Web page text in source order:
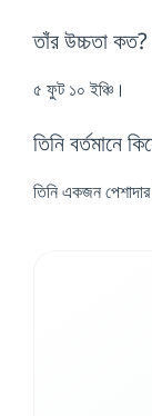
তাঁর উচ্চতা কত?
৫ ফুট ১০ ইঞ্চি।
তিনি বর্তমানে
তিনি একজন